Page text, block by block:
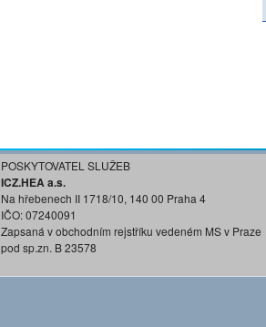
POSKYTOVATEL SLUŽEB
ICZ.HEA a.s.
Na hřebenech II 1718/10, 140 00 Praha 4
IČO: 07240091
Zapsaná v obchodním rejstříku vedeném MS v Praze
pod sp.zn. B 23578